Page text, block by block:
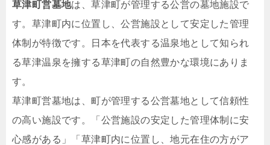
草津町営墓地は、草津町が管理する公営の墓地施設で
す。草津町内に位置し、公営施設として安定した管理
体制が特徴です。日本を代表する温泉地として知られ
る草津温泉を擁する草津町の自然豊かな環境にありま
す。
草津町営墓地は、町が管理する公営墓地として信頼性
の高い施設です。「公営施設の安定した管理体制に安
心感がある」「草津町内に位置し、地元在住の方がア